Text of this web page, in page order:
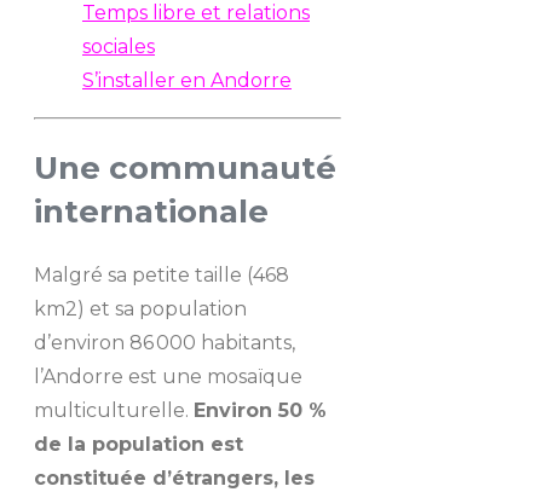
Temps libre et relations
sociales
S’installer en Andorre
Une communauté
internationale
Malgré sa petite taille (468
km2) et sa population
d’environ 86 000 habitants,
l’Andorre est une mosaïque
multiculturelle. Environ 50 %
de la population est
constituée d’étrangers, les